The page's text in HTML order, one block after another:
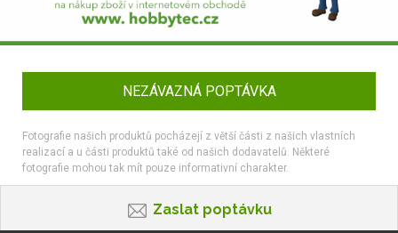
NEZÁVAZNÁ POPTÁVKA
Fotografie našich produktů pocházejí z větší části z našich vlastních
realizací a u části produktů také od našich dodavatelů. Některé
fotografie mohou tak mít pouze informativní charakter.
Zaslat poptávku